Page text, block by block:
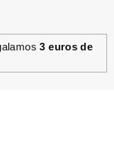
3 euros de